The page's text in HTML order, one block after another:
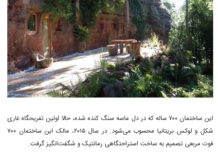
این ساختمان ۷۰۰ ساله که در دل ماسه سنگ کنده شده، حالا اولین تفریحگاه غاری
شکل و لوکس بریتانیا محسوب می‌شود. در سال ۲۰۱۵، مالک این ساختمان ۷۰۰
فوت مربعی تصمیم به ساخت استراحتگاهی رمانتیک و شگفت‌انگیز گرفت.